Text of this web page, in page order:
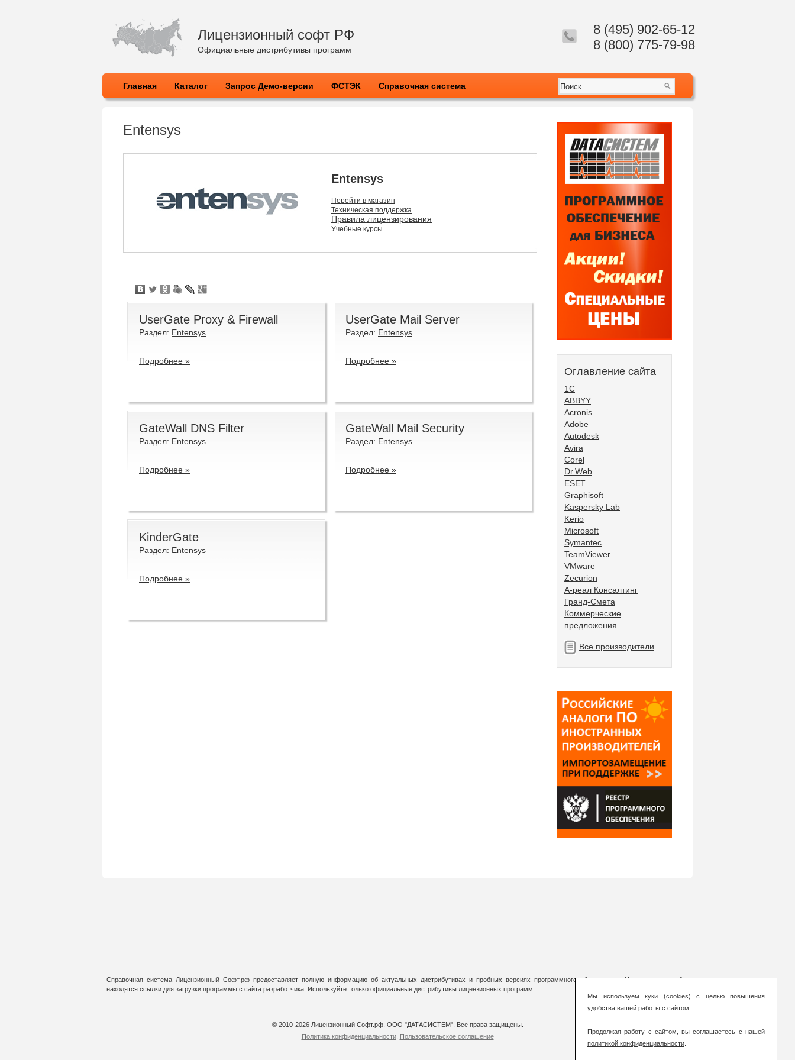
Лицензионный софт РФ
Официальные дистрибутивы программ
8 (495) 902-65-12
8 (800) 775-79-98
Главная Каталог Запрос Демо-версии ФСТЭК Справочная система
Entensys
Entensys
Перейти в магазин
Техническая поддержка
Правила лицензирования
Учебные курсы
UserGate Proxy & Firewall
Раздел: Entensys
Подробнее »
UserGate Mail Server
Раздел: Entensys
Подробнее »
GateWall DNS Filter
Раздел: Entensys
Подробнее »
GateWall Mail Security
Раздел: Entensys
Подробнее »
KinderGate
Раздел: Entensys
Подробнее »
Оглавление сайта
1С
ABBYY
Acronis
Adobe
Autodesk
Avira
Corel
Dr.Web
ESET
Graphisoft
Kaspersky Lab
Kerio
Microsoft
Symantec
TeamViewer
VMware
Zecurion
А-реал Консалтинг
Гранд-Смета
Коммерческие
предложения
Все производители
Справочная система Лицензионный Софт.рф предоставляет полную информацию об актуальных дистрибутивах и пробных версиях программного обеспечения. На страницах сайта
находятся ссылки для загрузки программы с сайта разработчика. Используйте только официальные дистрибутивы лицензионных программ.
© 2010-2026 Лицензионный Софт.рф, ООО "ДАТАСИСТЕМ", Все права защищены.
Политика конфиденциальности. Пользовательское соглашение
Мы используем куки (cookies) с целью повышения
удобства вашей работы с сайтом.
Продолжая работу с сайтом, вы соглашаетесь с нашей
политикой конфиденциальности